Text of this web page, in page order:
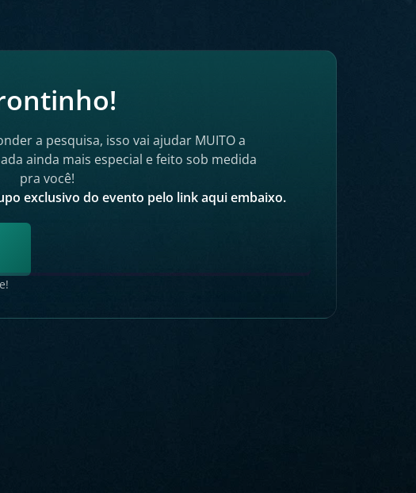
a pesquisa, isso vai ajudar MUITO a
ainda mais especial e feito sob medida
pra você!
exclusivo do evento pelo link aqui embaixo.